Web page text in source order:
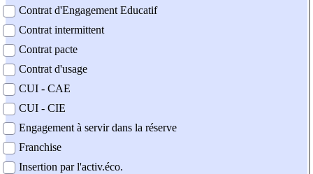
Contrat d'Engagement Educatif
Contrat intermittent
Contrat pacte
Contrat d'usage
CUI - CAE
CUI - CIE
Engagement à servir dans la réserve
Franchise
Insertion par l'activ.éco.